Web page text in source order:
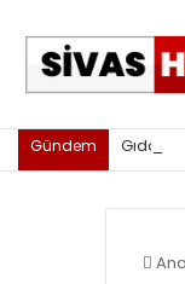
Gündem Gıda